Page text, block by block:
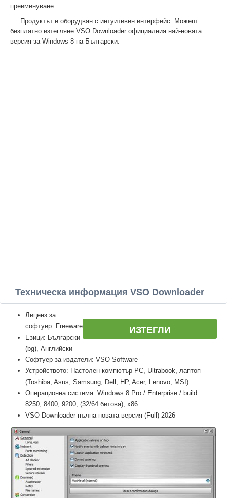
преименуване.
Продуктът е оборудван с интуитивен интерфейс. Можеш
безплатно изтегляне VSO Downloader официалния най-новата
версия за Windows 8 на Български.
Техническа информация VSO Downloader
ИЗТЕГЛИ
Лиценз за
софтуер: Freeware
Езици: Български
(bg), Английски
Софтуер за издатели: VSO Software
Устройството: Настолен компютър PC, Ultrabook, лаптоп
(Toshiba, Asus, Samsung, Dell, HP, Acer, Lenovo, MSI)
Операционна система: Windows 8 Pro / Enterprise / build
8250, 8400, 9200, (32/64 битова), x86
VSO Downloader пълна новата версия (Full) 2026